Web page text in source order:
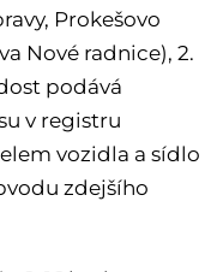
Prokešovo
Nové radnice), 2.
podává
v registru
vozidla a sídlo
zdejšího